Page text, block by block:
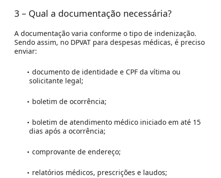
3 – Qual a documentação necessária?
A documentação varia conforme o tipo de indenização.
Sendo assim, no DPVAT para despesas médicas, é preciso
enviar:
documento de identidade e CPF da vítima ou
solicitante legal;
boletim de ocorrência;
boletim de atendimento médico iniciado em até 15
dias após a ocorrência;
comprovante de endereço;
relatórios médicos, prescrições e laudos;